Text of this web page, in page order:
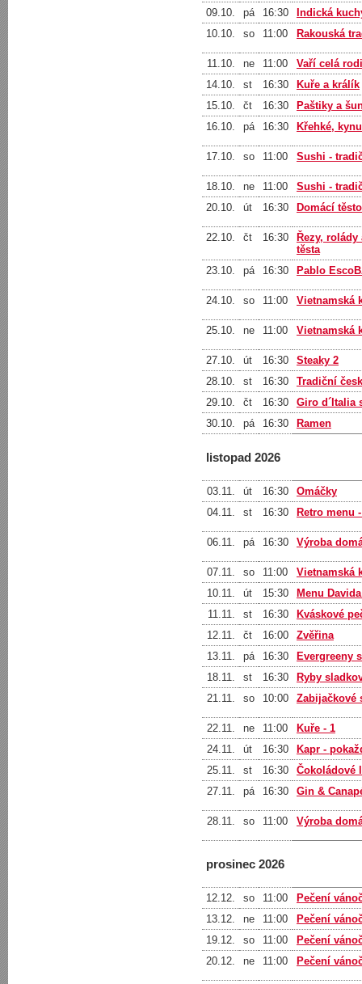
09.10.
pá 16:30
Indická
10.10.
so 11:00 Rakouská
11.10. ne 11:00
Vaří celá
14.10.
st 16:30
Kuře a králík
15.10.
čt 16:30
Paštiky a
16.10.
pá 16:30 Křehké,
17.10. so 11:00 Sushi -
18.10. ne 11:00
Sushi -
20.10.
út 16:30 Domácí
22.10. čt 16:30
Řezy,
těsta
23.10.
pá 16:30 Pablo
24.10. so 11:00 Vietnamská
25.10. ne 11:00 Vietnamská
27.10. út 16:30
Steaky 2
28.10.
st 16:30
Tradiční
29.10.
čt 16:30
Giro d´Italia
30.10.
pá 16:30 Ramen
listopad 2026
03.11. út 16:30
Omáčky
04.11.
st 16:30 Retro menu
06.11. pá 16:30 Výroba
07.11. so 11:00
Vietnamská
10.11.
út 15:30
Menu
11.11.
st 16:30
Kváskové
12.11.
čt 16:00
Zvěřina
13.11.
pá 16:30
Evergreeny
18.11.
st 16:30
Ryby
21.11.
so 10:00 Zabijačkové
22.11. ne 11:00
Kuře - 1
24.11.
út 16:30
Kapr -
25.11.
st 16:30
Čokoládové
27.11.
pá 16:30 Gin &
28.11. so 11:00 Výroba
prosinec 2026
12.12. so 11:00
Pečení
13.12.
ne 11:00
Pečení
19.12.
so 11:00
Pečení
20.12.
ne 11:00 Pečení